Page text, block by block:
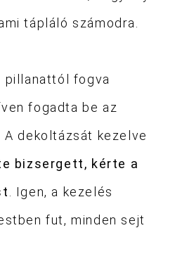
tápláló számodra.
pillanattól fogva
fogadta be az
dekoltázsát kezelve
bizsergett, kérte a
. Igen, a kezelés
fut, minden sejt